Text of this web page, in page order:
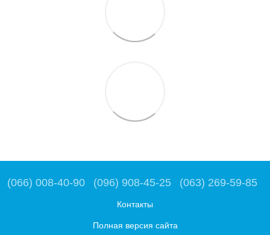
(066) 008-40-90 (096) 908-45-25 (063) 269-59-85
Контакты
Полная версия сайта